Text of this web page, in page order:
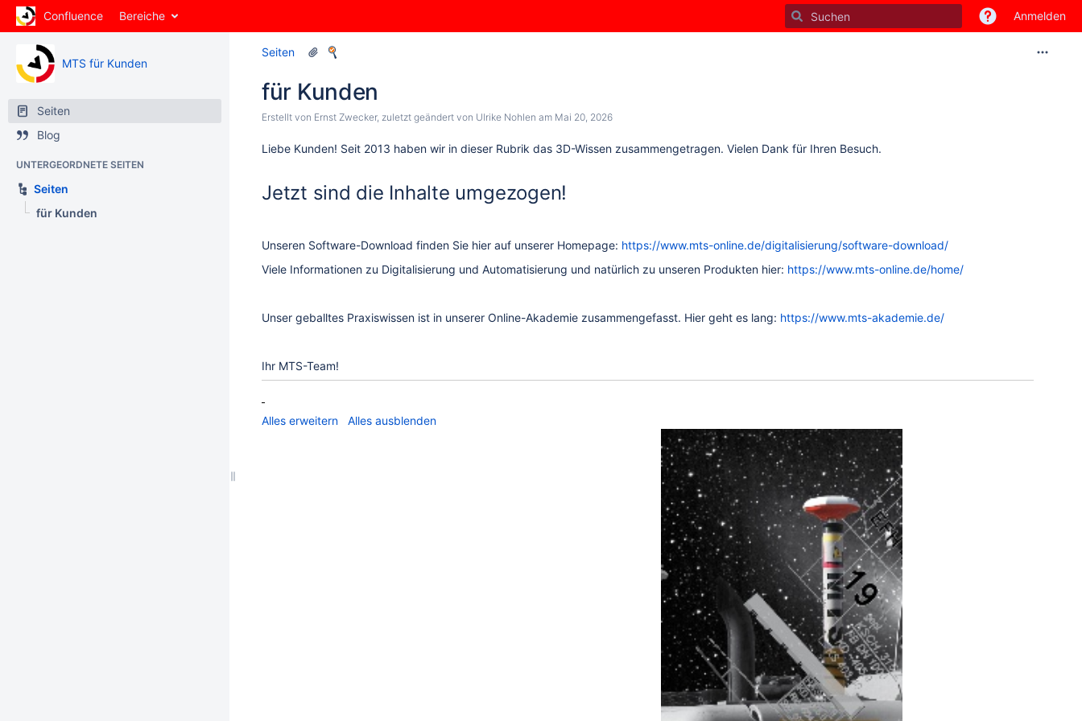
Confluence Bereiche Anmelden
MTS für Kunden
Seiten
Blog
UNTERGEORDNETE SEITEN
Seiten
für Kunden
Seiten
für Kunden
Erstellt von Ernst Zwecker, zuletzt geändert von Ulrike Nohlen am Mai 20, 2026
Liebe Kunden! Seit 2013 haben wir in dieser Rubrik das 3D-Wissen zusammengetragen. Vielen Dank für Ihren Besuch.
Jetzt sind die Inhalte umgezogen!
Unseren Software-Download finden Sie hier auf unserer Homepage: https://www.mts-online.de/digitalisierung/software-download/
Viele Informationen zu Digitalisierung und Automatisierung und natürlich zu unseren Produkten hier: https://www.mts-online.de/home/
Unser geballtes Praxiswissen ist in unserer Online-Akademie zusammengefasst. Hier geht es lang: https://www.mts-akademie.de/
Ihr MTS-Team!
Alles erweitern Alles ausblenden